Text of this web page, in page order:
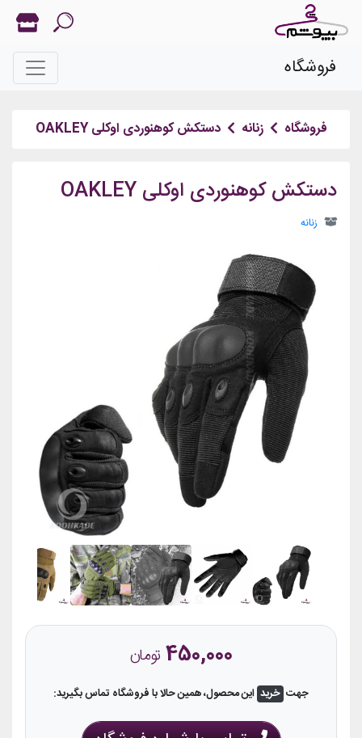
فروشگاه
فروشگاه زنانه دستکش کوهنوردی اوکلی OAKLEY
دستکش کوهنوردی اوکلی OAKLEY
زنانه
450,000 تومان
جهت خرید این محصول، همین حالا با فروشگاه تماس بگیرید: